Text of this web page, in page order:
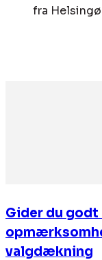
fra
Gider du
valgdækning